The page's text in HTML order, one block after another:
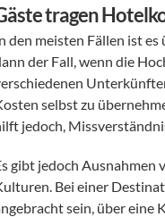
tragen
den meisten Fällen ist es
der Fall, wenn die
selbst zu
jedoch,
gibt jedoch Ausnahmen
Bei einer
sein, über eine